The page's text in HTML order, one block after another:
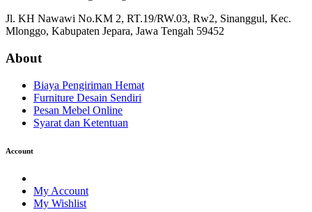
Jl. KH Nawawi No.KM 2, RT.19/RW.03, Rw2, Sinanggul, Kec.
Mlonggo, Kabupaten Jepara, Jawa Tengah 59452
About
Biaya Pengiriman Hemat
Furniture Desain Sendiri
Pesan Mebel Online
Syarat dan Ketentuan
Account
My Account
My Wishlist